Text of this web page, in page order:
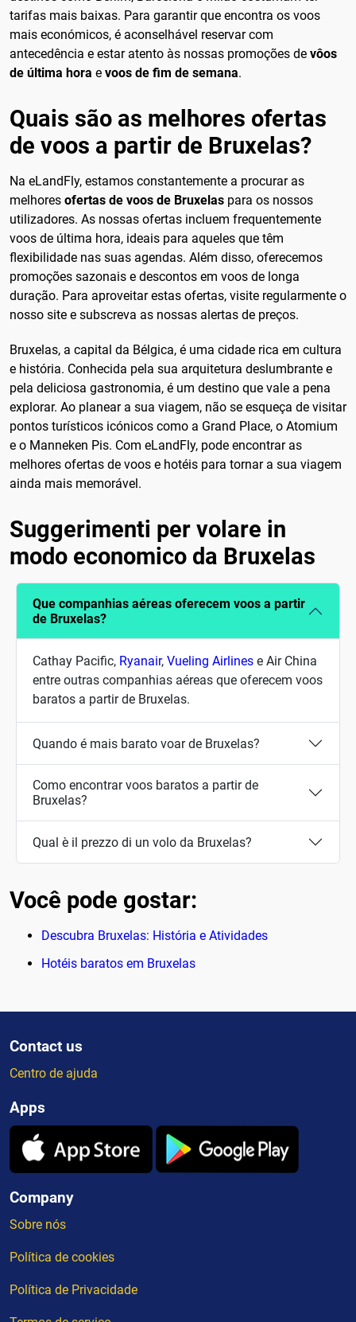
tarifas mais baixas. Para garantir que encontra os voos
mais económicos, é aconselhável reservar com
antecedência e estar atento às nossas promoções de vôos
de última hora e voos de fim de semana.
Quais são as melhores ofertas
de voos a partir de Bruxelas?
Na eLandFly, estamos constantemente a procurar as
melhores ofertas de voos de Bruxelas para os nossos
utilizadores. As nossas ofertas incluem frequentemente
voos de última hora, ideais para aqueles que têm
flexibilidade nas suas agendas. Além disso, oferecemos
promoções sazonais e descontos em voos de longa
duração. Para aproveitar estas ofertas, visite regularmente o
nosso site e subscreva as nossas alertas de preços.
Bruxelas, a capital da Bélgica, é uma cidade rica em cultura
e história. Conhecida pela sua arquitetura deslumbrante e
pela deliciosa gastronomia, é um destino que vale a pena
explorar. Ao planear a sua viagem, não se esqueça de visitar
pontos turísticos icónicos como a Grand Place, o Atomium
e o Manneken Pis. Com eLandFly, pode encontrar as
melhores ofertas de voos e hotéis para tornar a sua viagem
ainda mais memorável.
Suggerimenti per volare in
modo economico da Bruxelas
Que companhias aéreas oferecem voos a partir
de Bruxelas?
Cathay Pacific, Ryanair, Vueling Airlines e Air China
entre outras companhias aéreas que oferecem voos
baratos a partir de Bruxelas.
Quando é mais barato voar de Bruxelas?
Como encontrar voos baratos a partir de
Bruxelas?
Qual è il prezzo di un volo da Bruxelas?
Você pode gostar:
Descubra Bruxelas: História e Atividades
Hotéis baratos em Bruxelas
Contact us
Centro de ajuda
Apps
Company
Sobre nós
Política de cookies
Política de Privacidade